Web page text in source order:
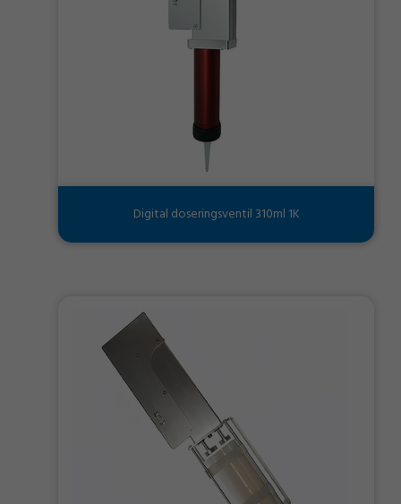
Digital doseringsventil 310ml 1K